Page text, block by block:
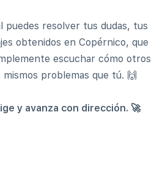
puedes resolver tus dudas, tus
obtenidos en Copérnico, que
escuchar cómo otros
problemas que tú. 🙌
y avanza con dirección. 🚀